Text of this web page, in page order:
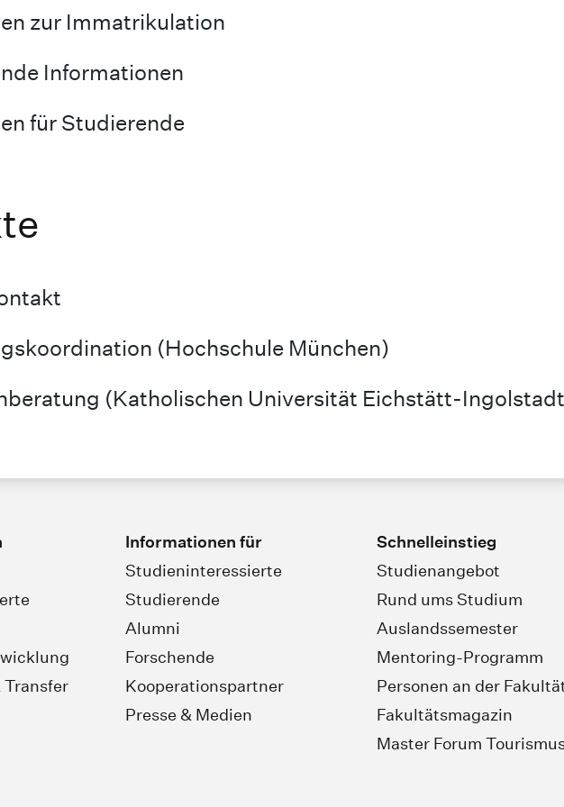
zur Immatrikulation
Informationen
für Studierende
(Hochschule München)
(Katholischen Universität Eichstätt-
Transfer
Informationen für
Studieninteressierte
Studierende
Alumni
Forschende
Kooperationspartner
Presse & Medien
Schnelleinstieg
Studienangebot
Rund ums Studium
Auslandssemester
Mentoring-Programm
Personen an der
Fakultätsmagazin
Master Forum